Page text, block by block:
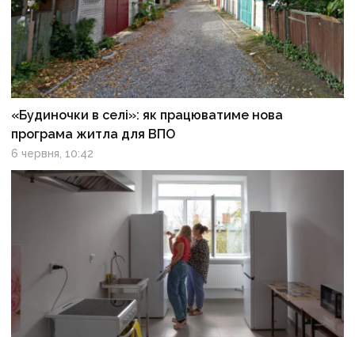
«Будиночки в селі»: як працюватиме нова
програма житла для ВПО
6 червня, 10:42